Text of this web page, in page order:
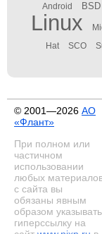
Android BSD
Linux
Hat SCO
© 2001—2026 АО
«Флант»
При полном или
частичном
использовании
любых
с сайта вы
обязаны явным
образом указывать
гиперссылку на